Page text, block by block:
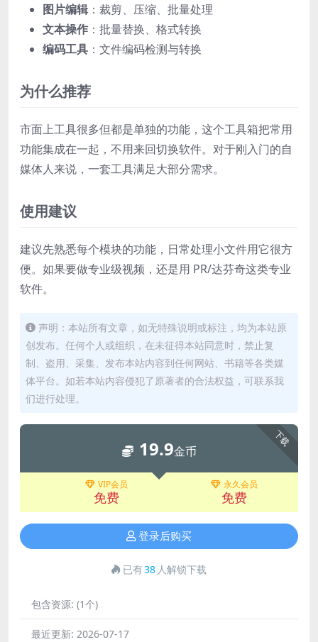
图片编辑：裁剪、压缩、批量处理
文本操作 ：批量替换、格式转换
编码工具 ：文件编码检测与转换
为什么推荐
市面上工具很多但都是单独的功能，这个工具箱把常用
功能集成在一起，不用来回切换软件。对于刚入门的自
媒体人来说，一套工具满足大部分需求。
使用建议
建议先熟悉每个模块的功能，日常处理小文件用它很方
便。如果要做专业级视频，还是用 PR/达芬奇这类专业
软件。
声明：本站所有文章，如无特殊说明或标注，均为本站原
创发布。任何个人或组织，在未征得本站同意时，禁止复
制、盗用、采集、发布本站内容到任何网站、书籍等各类媒
体平台。如若本站内容侵犯了原著者的合法权益，可联系我
们进行处理。
下载
19.9金币
VIP会员
免费
永久会员
免费
登录后购买
已有38 人解锁下载
包含资源: (1个)
最近更新: 2026-07-17